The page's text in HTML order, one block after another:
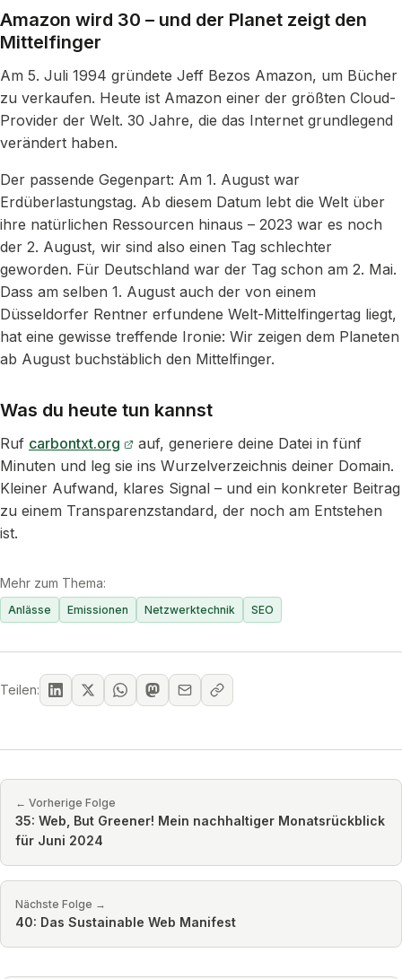
Amazon wird 30 – und der Planet zeigt den
Mittelfinger
Am 5. Juli 1994 gründete Jeff Bezos Amazon, um Bücher
zu verkaufen. Heute ist Amazon einer der größten Cloud-
Provider der Welt. 30 Jahre, die das Internet grundlegend
verändert haben.
Der passende Gegenpart: Am 1. August war
Erdüberlastungstag. Ab diesem Datum lebt die Welt über
ihre natürlichen Ressourcen hinaus – 2023 war es noch
der 2. August, wir sind also einen Tag schlechter
geworden. Für Deutschland war der Tag schon am 2. Mai.
Dass am selben 1. August auch der von einem
Düsseldorfer Rentner erfundene Welt-Mittelfingertag liegt,
hat eine gewisse treffende Ironie: Wir zeigen dem Planeten
ab August buchstäblich den Mittelfinger.
Was du heute tun kannst
Ruf carbontxt.org
auf, generiere deine Datei in fünf
Minuten und leg sie ins Wurzelverzeichnis deiner Domain.
Kleiner Aufwand, klares Signal – und ein konkreter Beitrag
zu einem Transparenzstandard, der noch am Entstehen
ist.
Mehr zum Thema:
Anlässe Emissionen Netzwerktechnik SEO
Teilen:
← Vorherige Folge
35: Web, But Greener! Mein nachhaltiger Monatsrückblick
für Juni 2024
Nächste Folge →
40: Das Sustainable Web Manifest